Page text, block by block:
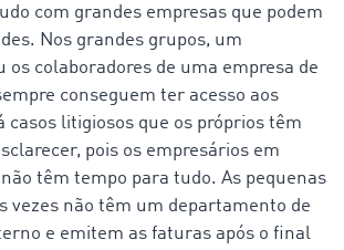
com grandes empresas que podem
Nos grandes grupos, um
colaboradores de uma empresa de
conseguem ter acesso aos
casos litigiosos que os próprios têm
pois os empresários em
têm tempo para tudo. As pequenas
vezes não têm um departamento de
e emitem as faturas após o final